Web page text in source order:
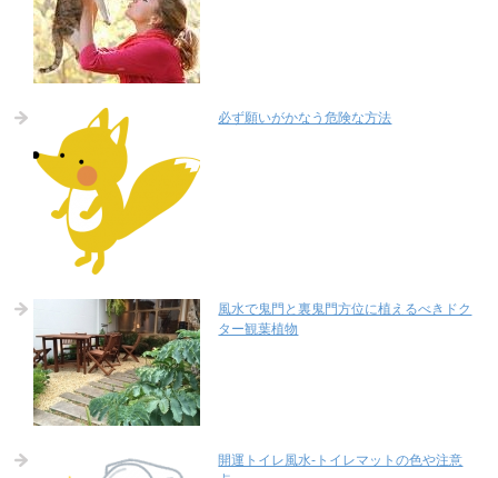
必ず願いがかなう危険な方法
風水で鬼門と裏鬼門方位に植えるべきドク
ター観葉植物
開運トイレ風水-トイレマットの色や注意